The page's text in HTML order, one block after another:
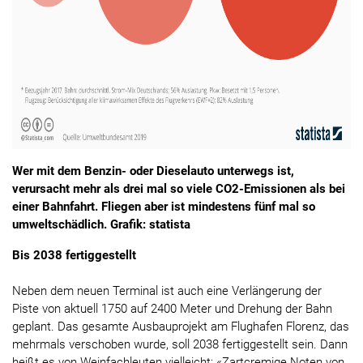
Wer mit dem Benzin- oder Dieselauto unterwegs ist,
verursacht mehr als drei mal so viele CO2-Emissionen als bei
einer Bahnfahrt. Fliegen aber ist mindestens fünf mal so
umweltschädlich. Grafik: statista
Bis 2038 fertiggestellt
Neben dem neuen Terminal ist auch eine Verlängerung der
Piste von aktuell 1750 auf 2400 Meter und Drehung der Bahn
geplant. Das gesamte Ausbauprojekt am Flughafen Florenz, das
mehrmals verschoben wurde, soll 2038 fertiggestellt sein. Dann